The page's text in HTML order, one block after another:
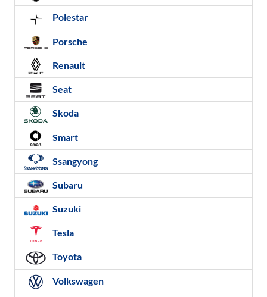
Polestar
Porsche
Renault
Seat
Skoda
Smart
Ssangyong
Subaru
Suzuki
Tesla
Toyota
Volkswagen